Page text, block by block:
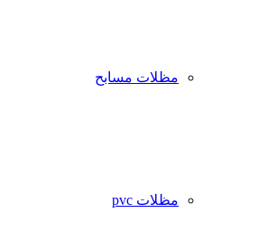
مظلات مسابح
مظلات pvc